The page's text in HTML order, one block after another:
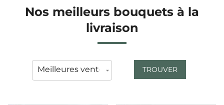
Nos meilleurs bouquets à la
livraison
TROUVER